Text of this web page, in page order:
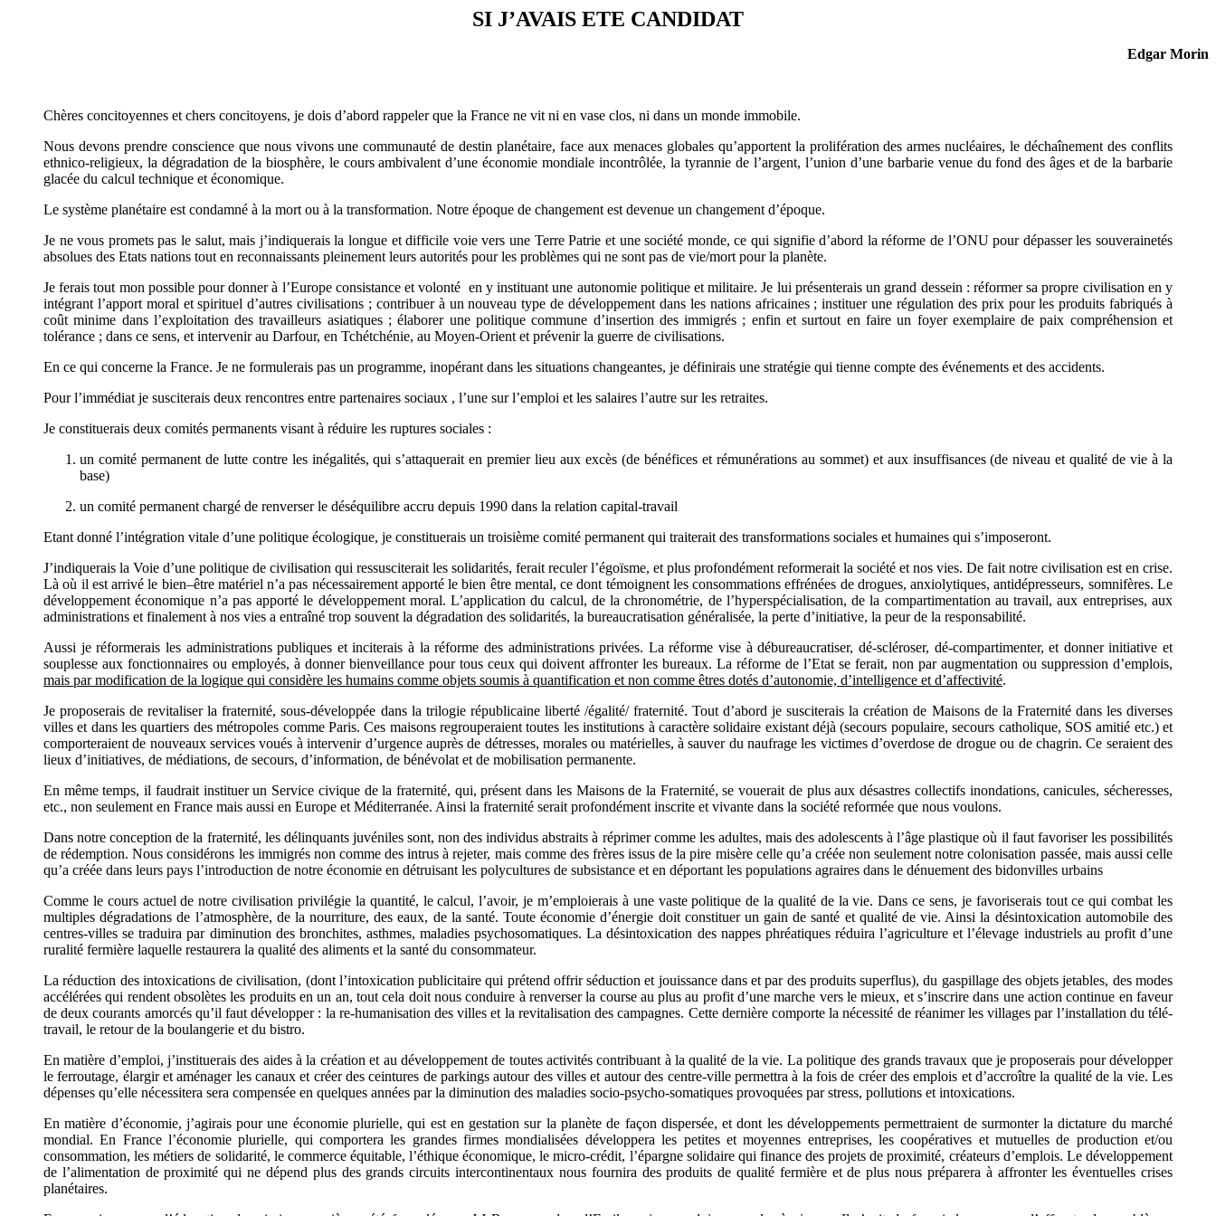
SI J’AVAIS ETE CANDIDAT
Edgar Morin
Chères concitoyennes et chers concitoyens, je dois d’abord rappeler que la France ne vit ni en vase clos, ni dans un monde immobile.
Nous devons prendre conscience que nous vivons une communauté de destin planétaire, face aux menaces globales qu’apportent la prolifération des armes nucléaires, le déchaînement des conflits
ethnico-religieux, la dégradation de la biosphère, le cours ambivalent d’une économie mondiale incontrôlée, la tyrannie de l’argent, l’union d’une barbarie venue du fond des âges et de la barbarie
glacée du calcul technique et économique.
Le système planétaire est condamné à la mort ou à la transformation. Notre époque de changement est devenue un changement d’époque.
Je ne vous promets pas le salut, mais j’indiquerais la longue et difficile voie vers une Terre Patrie et une société monde, ce qui signifie d’abord la réforme de l’ONU pour dépasser les souverainetés
absolues des Etats nations tout en reconnaissants pleinement leurs autorités pour les problèmes qui ne sont pas de vie/mort pour la planète.
Je ferais tout mon possible pour donner à l’Europe consistance et volonté en y instituant une autonomie politique et militaire. Je lui présenterais un grand dessein : réformer sa propre civilisation en y
intégrant l’apport moral et spirituel d’autres civilisations ; contribuer à un nouveau type de développement dans les nations africaines ; instituer une régulation des prix pour les produits fabriqués à
coût minime dans l’exploitation des travailleurs asiatiques ; élaborer une politique commune d’insertion des immigrés ; enfin et surtout en faire un foyer exemplaire de paix compréhension et
tolérance ; dans ce sens, et intervenir au Darfour, en Tchétchénie, au Moyen-Orient et prévenir la guerre de civilisations.
En ce qui concerne la France. Je ne formulerais pas un programme, inopérant dans les situations changeantes, je définirais une stratégie qui tienne compte des événements et des accidents.
Pour l’immédiat je susciterais deux rencontres entre partenaires sociaux , l’une sur l’emploi et les salaires l’autre sur les retraites.
Je constituerais deux comités permanents visant à réduire les ruptures sociales :
un comité permanent de lutte contre les inégalités, qui s’attaquerait en premier lieu aux excès (de bénéfices et rémunérations au sommet) et aux insuffisances (de niveau et qualité de vie à la
base)
un comité permanent chargé de renverser le déséquilibre accru depuis 1990 dans la relation capital-travail
Etant donné l’intégration vitale d’une politique écologique, je constituerais un troisième comité permanent qui traiterait des transformations sociales et humaines qui s’imposeront.
J’indiquerais la Voie d’une politique de civilisation qui ressusciterait les solidarités, ferait reculer l’égoïsme, et plus profondément reformerait la société et nos vies. De fait notre civilisation est en crise.
Là où il est arrivé le bien–être matériel n’a pas nécessairement apporté le bien être mental, ce dont témoignent les consommations effrénées de drogues, anxiolytiques, antidépresseurs, somnifères. Le
développement économique n’a pas apporté le développement moral. L’application du calcul, de la chronométrie, de l’hyperspécialisation, de la compartimentation au travail, aux entreprises, aux
administrations et finalement à nos vies a entraîné trop souvent la dégradation des solidarités, la bureaucratisation généralisée, la perte d’initiative, la peur de la responsabilité.
Aussi je réformerais les administrations publiques et inciterais à la réforme des administrations privées. La réforme vise à débureaucratiser, dé-scléroser, dé-compartimenter, et donner initiative et
souplesse aux fonctionnaires ou employés, à donner bienveillance pour tous ceux qui doivent affronter les bureaux. La réforme de l’Etat se ferait, non par augmentation ou suppression d’emplois,
mais par modification de la logique qui considère les humains comme objets soumis à quantification et non comme êtres dotés d’autonomie, d’intelligence et d’affectivité.
Je proposerais de revitaliser la fraternité, sous-développée dans la trilogie républicaine liberté /égalité/ fraternité. Tout d’abord je susciterais la création de Maisons de la Fraternité dans les diverses
villes et dans les quartiers des métropoles comme Paris. Ces maisons regrouperaient toutes les institutions à caractère solidaire existant déjà (secours populaire, secours catholique, SOS amitié etc.) et
comporteraient de nouveaux services voués à intervenir d’urgence auprès de détresses, morales ou matérielles, à sauver du naufrage les victimes d’overdose de drogue ou de chagrin. Ce seraient des
lieux d’initiatives, de médiations, de secours, d’information, de bénévolat et de mobilisation permanente.
En même temps, il faudrait instituer un Service civique de la fraternité, qui, présent dans les Maisons de la Fraternité, se vouerait de plus aux désastres collectifs inondations, canicules, sécheresses,
etc., non seulement en France mais aussi en Europe et Méditerranée. Ainsi la fraternité serait profondément inscrite et vivante dans la société reformée que nous voulons.
Dans notre conception de la fraternité, les délinquants juvéniles sont, non des individus abstraits à réprimer comme les adultes, mais des adolescents à l’âge plastique où il faut favoriser les possibilités
de rédemption. Nous considérons les immigrés non comme des intrus à rejeter, mais comme des frères issus de la pire misère celle qu’a créée non seulement notre colonisation passée, mais aussi celle
qu’a créée dans leurs pays l’introduction de notre économie en détruisant les polycultures de subsistance et en déportant les populations agraires dans le dénuement des bidonvilles urbains
Comme le cours actuel de notre civilisation privilégie la quantité, le calcul, l’avoir, je m’emploierais à une vaste politique de la qualité de la vie. Dans ce sens, je favoriserais tout ce qui combat les
multiples dégradations de l’atmosphère, de la nourriture, des eaux, de la santé. Toute économie d’énergie doit constituer un gain de santé et qualité de vie. Ainsi la désintoxication automobile des
centres-villes se traduira par diminution des bronchites, asthmes, maladies psychosomatiques. La désintoxication des nappes phréatiques réduira l’agriculture et l’élevage industriels au profit d’une
ruralité fermière laquelle restaurera la qualité des aliments et la santé du consommateur.
La réduction des intoxications de civilisation, (dont l’intoxication publicitaire qui prétend offrir séduction et jouissance dans et par des produits superflus), du gaspillage des objets jetables, des modes
accélérées qui rendent obsolètes les produits en un an, tout cela doit nous conduire à renverser la course au plus au profit d’une marche vers le mieux, et s’inscrire dans une action continue en faveur
de deux courants amorcés qu’il faut développer : la re-humanisation des villes et la revitalisation des campagnes. Cette dernière comporte la nécessité de réanimer les villages par l’installation du télé-
travail, le retour de la boulangerie et du bistro.
En matière d’emploi, j’instituerais des aides à la création et au développement de toutes activités contribuant à la qualité de la vie. La politique des grands travaux que je proposerais pour développer
le ferroutage, élargir et aménager les canaux et créer des ceintures de parkings autour des villes et autour des centre-ville permettra à la fois de créer des emplois et d’accroître la qualité de la vie. Les
dépenses qu’elle nécessitera sera compensée en quelques années par la diminution des maladies socio-psycho-somatiques provoquées par stress, pollutions et intoxications.
En matière d’économie, j’agirais pour une économie plurielle, qui est en gestation sur la planète de façon dispersée, et dont les développements permettraient de surmonter la dictature du marché
mondial. En France l’économie plurielle, qui comportera les grandes firmes mondialisées développera les petites et moyennes entreprises, les coopératives et mutuelles de production et/ou
consommation, les métiers de solidarité, le commerce équitable, l’éthique économique, le micro-crédit, l’épargne solidaire qui finance des projets de proximité, créateurs d’emplois. Le développement
de l’alimentation de proximité qui ne dépend plus des grands circuits intercontinentaux nous fournira des produits de qualité fermière et de plus nous préparera à affronter les éventuelles crises
planétaires.